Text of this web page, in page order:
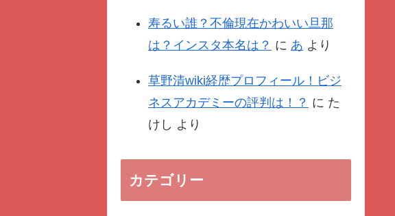
寿るい誰？不倫現在かわいい旦那
は？インスタ本名は？ に あ より
草野清wiki経歴プロフィール！ビジ
ネスアカデミーの評判は！？ に た
けし より
カテゴリー